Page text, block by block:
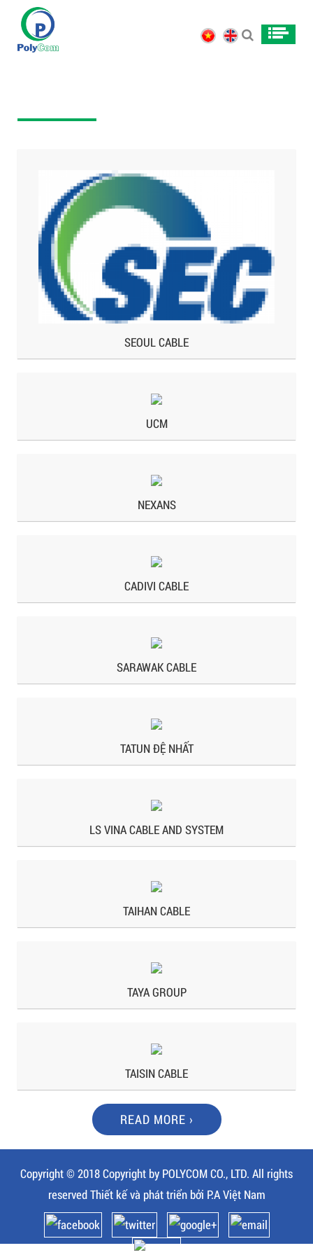
SEOUL CABLE
UCM
NEXANS
CADIVI CABLE
SARAWAK CABLE
TATUN ĐỆ NHẤT
LS VINA CABLE AND SYSTEM
TAIHAN CABLE
TAYA GROUP
TAISIN CABLE
READ MORE ›
Copyright © 2018 Copyright by POLYCOM CO., LTD. All rights
reservedThiết kế và phát triển bởi P.A Việt Nam